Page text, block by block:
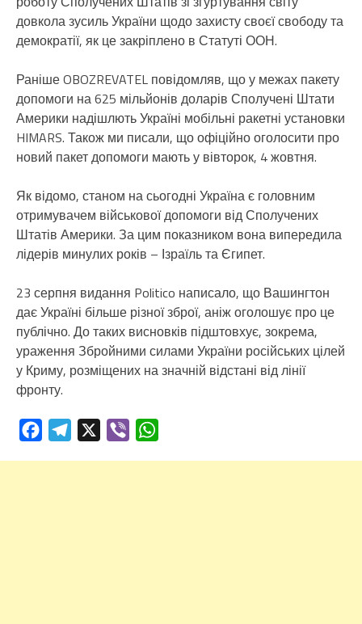
довкола зусиль України щодо захисту своєї свободу та
демократії, як це закріплено в Статуті ООН.
Раніше OBOZREVATEL повідомляв, що у межах пакету
допомоги на 625 мільйонів доларів Сполучені Штати
Америки надішлють Україні мобільні ракетні установки
HIMARS. Також ми писали, що офіційно оголосити про
новий пакет допомоги мають у вівторок, 4 жовтня.
Як відомо, станом на сьогодні Україна є головним
отримувачем військової допомоги від Сполучених
Штатів Америки. За цим показником вона випередила
лідерів минулих років – Ізраїль та Єгипет.
23 серпня видання Politico написало, що Вашингтон
дає Україні більше різної зброї, аніж оголошує про це
публічно. До таких висновків підштовхує, зокрема,
ураження Збройними силами України російських цілей
у Криму, розміщених на значній відстані від лінії
фронту.
FacebookTelegram Viber